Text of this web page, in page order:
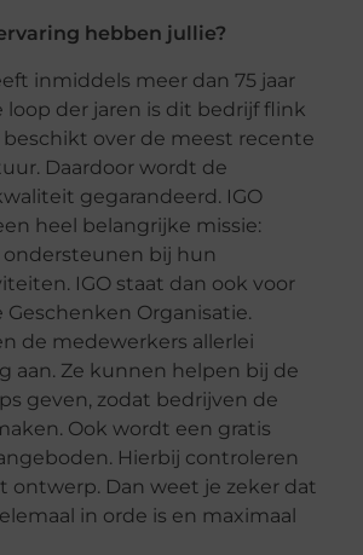
hebben jullie?
inmiddels meer dan 75 jaar
loop der jaren is dit bedrijf flink
over de meest recente
Daardoor wordt de
gegarandeerd. IGO
heel belangrijke missie:
bij hun
IGO staat dan ook voor
Organisatie.
de medewerkers allerlei
aan. Ze kunnen helpen bij de
geven, zodat bedrijven de
Ook wordt een gratis
Hierbij controleren
ontwerp. Dan weet je zeker dat
in orde is en maximaal